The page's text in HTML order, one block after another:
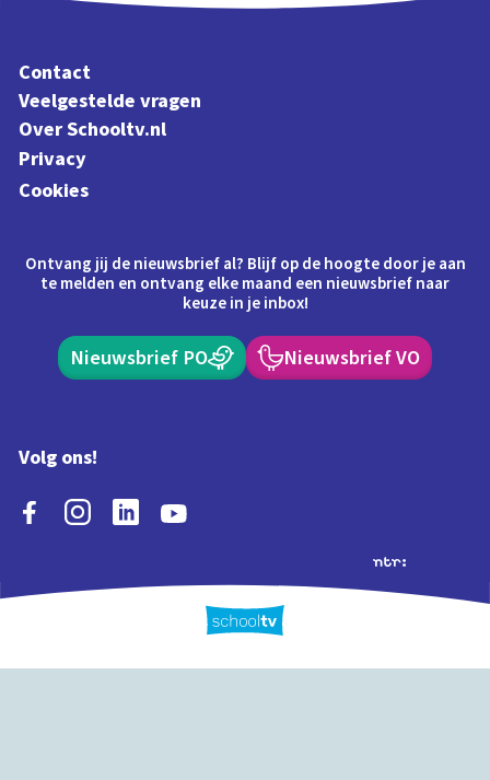
Contact
Veelgestelde vragen
Over Schooltv.nl
Privacy
Cookies
Ontvang jij de nieuwsbrief al? Blijf op de hoogte door je aan
te melden en ontvang elke maand een nieuwsbrief naar
keuze in je inbox!
Nieuwsbrief PO Nieuwsbrief VO
Volg ons!